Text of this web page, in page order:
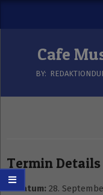
Cafe
BY:
Termin Details
Datum: 28.